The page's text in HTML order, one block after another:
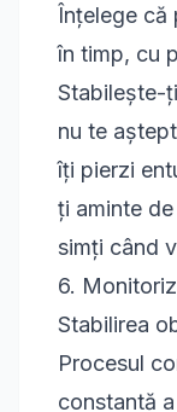
Înțelege că
în timp, cu
Stabilește-
nu te
îți pierzi
ți aminte
simți când
6.
Stabilirea
Procesul
constantă